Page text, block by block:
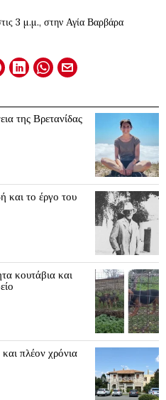
3 μ.μ., στην Αγία Βαρβάρα
της Βρετανίδας
και το έργο του
κουτάβια και
πλέον χρόνια